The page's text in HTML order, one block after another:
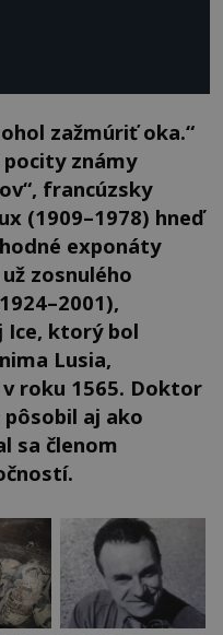
zažmúriť oka.“
známy
francúzsky
(1909–1978) hneď
exponáty
zosnulého
Ice, ktorý bol
Lusia,
roku 1565. Doktor
aj ako
sa členom